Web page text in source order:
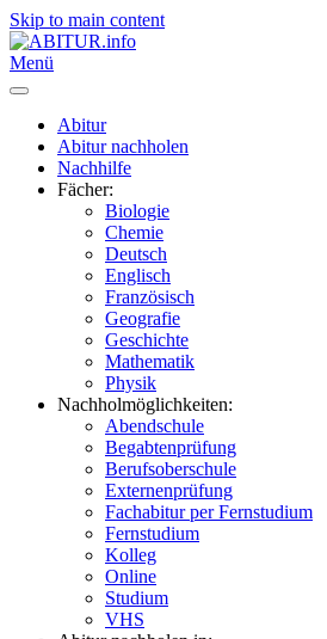
Skip to main content
Menü
Abitur
Abitur nachholen
Nachhilfe
Fächer:
Biologie
Chemie
Deutsch
Englisch
Französisch
Geografie
Geschichte
Mathematik
Physik
Nachholmöglichkeiten:
Abendschule
Begabtenprüfung
Berufsoberschule
Externenprüfung
Fachabitur per Fernstudium
Fernstudium
Kolleg
Online
Studium
VHS